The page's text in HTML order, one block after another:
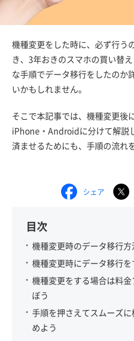
機種変更をした時に、必ず行う
き、3年おきのスマホの買い替
な手順でデータ移行をしたのか
いかもしれません。
そこで本記事では、機種変更後
iPhone・Androidに分けて解説
済ませるためにも、手順の流れ
シェア
目次
機種変更時のデータ移行方
機種変更時にデータ移行
機種変更をする場合は料
ぼう
手順を押さえてスムーズ
めよう